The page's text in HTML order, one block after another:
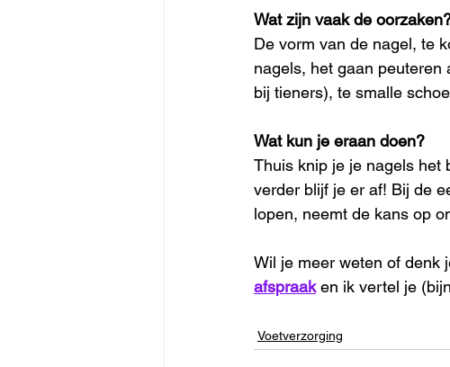
Wat zijn vaak de
De vorm van de nagel, te
nagels, het gaan
bij tieners), te smalle
Wat kun je eraan doen?
Thuis knip je je nagels het
verder blijf je er af! Bij de
lopen, neemt de kans op
Wil je meer weten of denk
afspraak en ik vertel je
Voetverzorging